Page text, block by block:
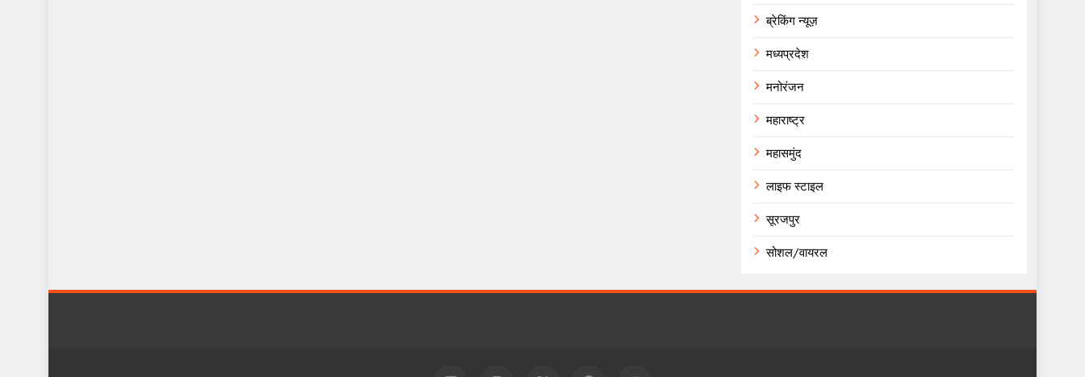
ब्रेकिंग न्यूज़
मध्यप्रदेश
मनोरंजन
महाराष्ट्र
महासमुंद
लाइफ स्टाइल
सूरजपुर
सोशल/वायरल